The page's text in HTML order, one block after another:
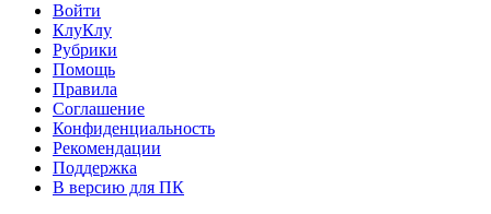
Войти
КлуКлу
Рубрики
Помощь
Правила
Соглашение
Конфиденциальность
Рекомендации
Поддержка
В версию для ПК